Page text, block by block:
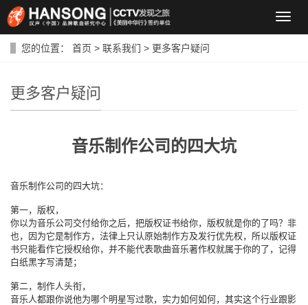
导
您的位置： 首页 > 联系我们 > 更多客户疑问
更多客户疑问
音乐制作公司的四大坑
音乐制作公司的四大坑：
第一，版权，
你以为音乐公司交付给你之后，把版权证书给你，版权就是你的了吗？非
也，因为它是制作方，法律上只认原始制作方及发行优先权，所以版权证
书只能看作它授权给你，并不能代表歌曲音乐著作权就属于你的了，记得
白纸黑字写清楚；
第二，制作人头衔，
音乐人都跟你说他为哪个明星写过歌，实力如何如何，其实这个行业跟影